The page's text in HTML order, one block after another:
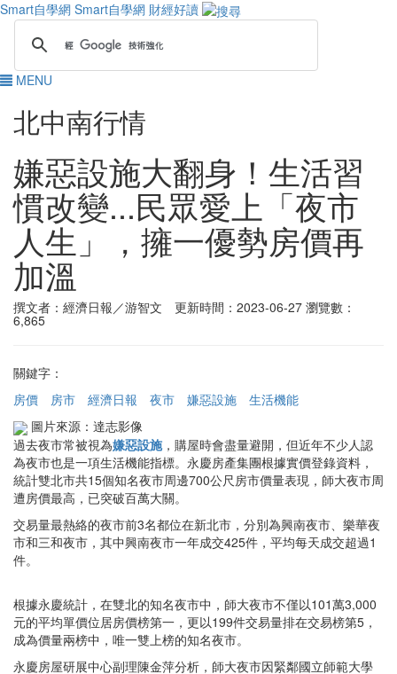
Smart自學網 Smart自學網 財經好讀
MENU
北中南行情
嫌惡設施大翻身！生活習
慣改變...民眾愛上「夜市
人生」，擁一優勢房價再
加溫
撰文者：經濟日報／游智文 更新時間：2023-06-27 瀏覽數：
6,865
關鍵字：
房價
房市 經濟日報 夜市 嫌惡設施
生活機能
圖片來源：達志影像
過去夜市常被視為嫌惡設施，購屋時會盡量避開，但近年不少人認
為夜市也是一項生活機能指標。永慶房產集團根據實價登錄資料，
統計雙北市共15個知名夜市周邊700公尺房市價量表現，師大夜市周
遭房價最高，已突破百萬大關。
交易量最熱絡的夜市前3名都位在新北市，分別為興南夜市、樂華夜
市和三和夜市，其中興南夜市一年成交425件，平均每天成交超過1
件。
根據永慶統計，在雙北的知名夜市中，師大夜市不僅以101萬3,000
元的平均單價位居房價榜第一，更以199件交易量排在交易榜第5，
成為價量兩榜中，唯一雙上榜的知名夜市。
永慶房屋研展中心副理陳金萍分析，師大夜市因緊鄰國立師範大學